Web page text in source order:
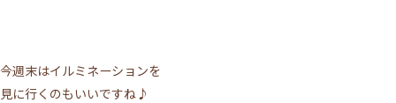
今週末はイルミネーションを
見に行くのもいいですね♪